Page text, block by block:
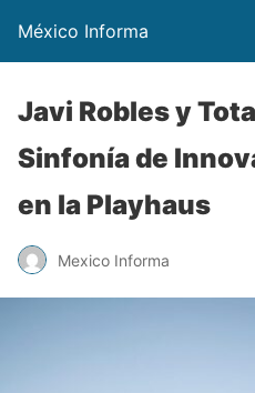
México Informa
Javi Robles y
Sinfonía de
en la Playhaus
Mexico Informa